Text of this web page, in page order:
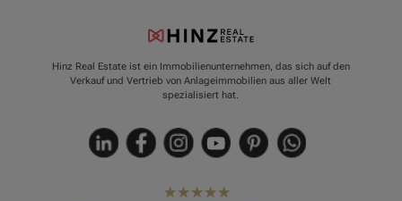
Hinz Real Estate ist ein Immobilienunternehmen, das sich auf den
Verkauf und Vertrieb von Anlageimmobilien aus aller Welt
spezialisiert hat.